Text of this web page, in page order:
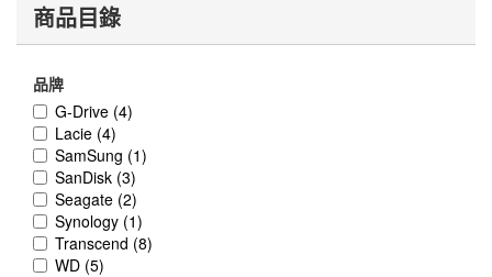
商品目錄
品牌
G-Drive (4)
Lacie (4)
SamSung (1)
SanDisk (3)
Seagate (2)
Synology (1)
Transcend (8)
WD (5)